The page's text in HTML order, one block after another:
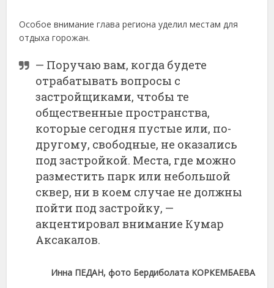
Особое внимание глава региона уделил местам для
отдыха горожан.
— Поручаю вам, когда будете
отрабатывать вопросы с
застройщиками, чтобы те
общественные пространства,
которые сегодня пустые или, по-
другому, свободные, не оказались
под застройкой. Места, где можно
разместить парк или небольшой
сквер, ни в коем случае не должны
пойти под застройку, —
акцентировал внимание Кумар
Аксакалов.
Инна ПЕДАН, фото Бердиболата КОРКЕМБАЕВА